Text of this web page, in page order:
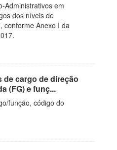
Administrativos em
dos níveis de
conforme Anexo I da
de cargo de direção
(FG) e funç...
função, código do